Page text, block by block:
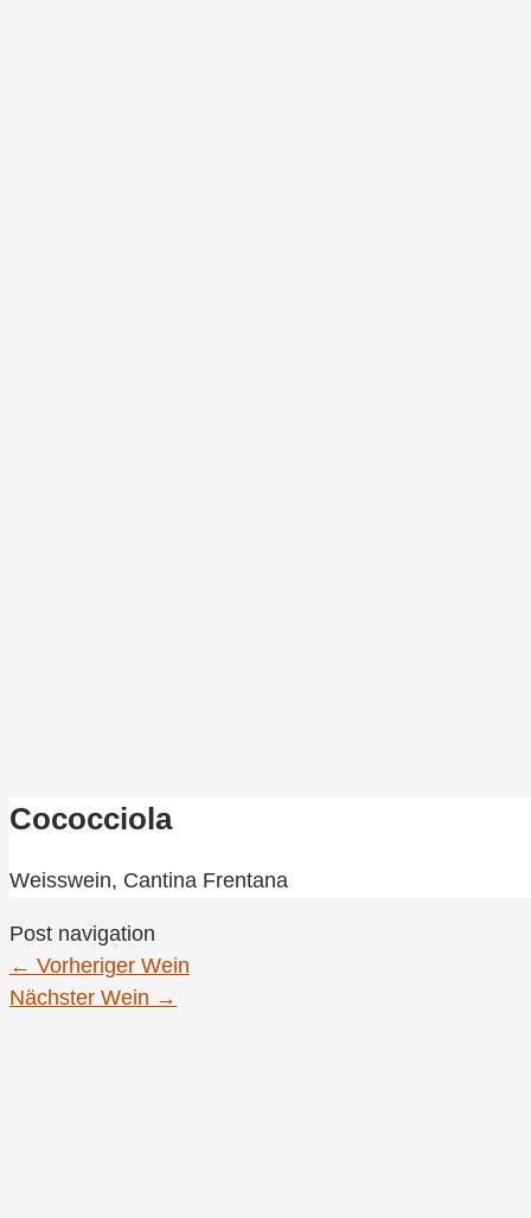
Cococciola
Weisswein, Cantina Frentana
Post navigation
← Vorheriger Wein
Nächster Wein →